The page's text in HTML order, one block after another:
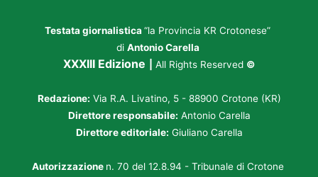
Testata giornalistica “la Provincia KR Crotonese”
di Antonio Carella
XXXIII Edizione All Rights Reserved ©
Redazione: Via R.A. Livatino, 5 - 88900 Crotone (KR)
Direttore responsabile: Antonio Carella
Direttore editoriale: Giuliano Carella
Autorizzazione n. 70 del 12.8.94 - Tribunale di Crotone